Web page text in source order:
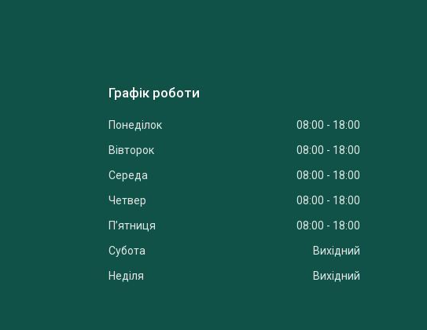
Графік роботи
Понеділок 08:00
18:00
Вівторок
08:00
18:00
Середа
08:00
18:00
Четвер
08:00
18:00
Пʼятниця
08:00
18:00
Субота
Вихідний
Неділя
Вихідний